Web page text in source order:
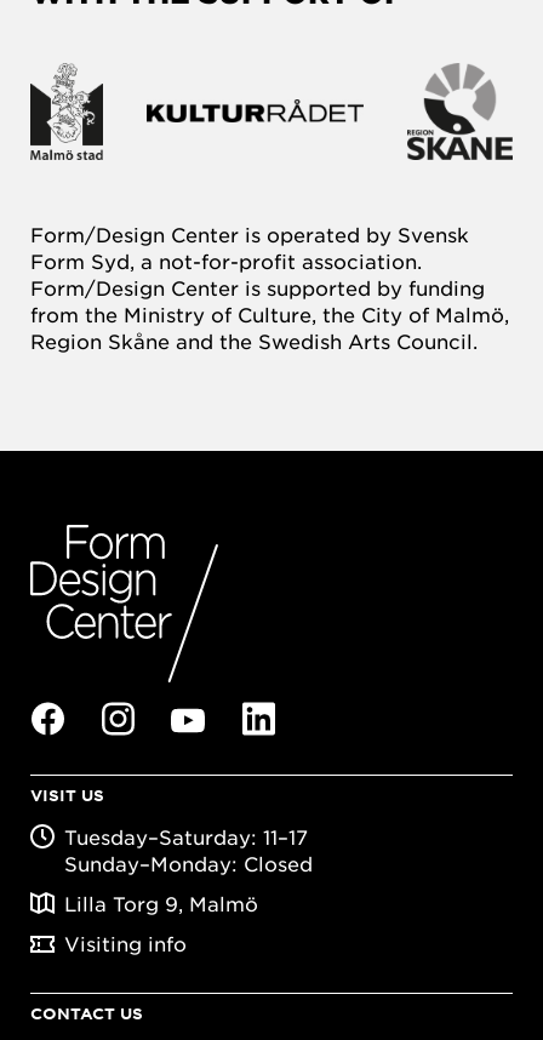
Form/Design Center is operated by Svensk
Form Syd, a not-for-profit association.
Form/Design Center is supported by funding
from the Ministry of Culture, the City of Malmö,
Region Skåne and the Swedish Arts Council.
VISIT US
Tuesday–Saturday: 11–17
Sunday–Monday: Closed
Lilla Torg 9, Malmö
Visiting info
CONTACT US